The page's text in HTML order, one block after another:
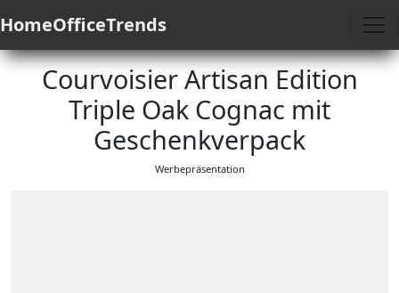
HomeOfficeTrends
Courvoisier Artisan Edition
Triple Oak Cognac mit
Geschenkverpack
Werbepräsentation